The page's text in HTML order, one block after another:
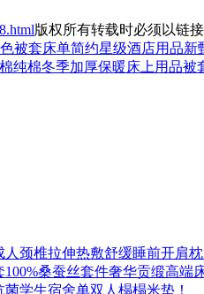
版权所有转载时必须以链
被套床单简约星级酒店用品新
纯棉冬季加厚保暖床上用品被
颈椎拉伸热敷舒缓睡前开肩枕
桑蚕丝套件奢华贡缎高端
学生宿舍单双人榻榻米垫！